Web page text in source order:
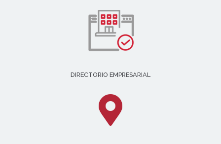
DIRECTORIO EMPRESARIAL